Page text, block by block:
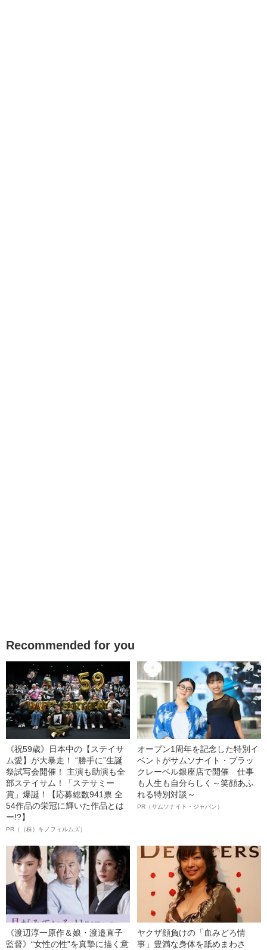
Recommended for you
《祝59歳》日本中の【ステイサ
ム愛】が大暴走！ “勝手に”生誕
祭試写会開催！ 主演も助演も全
部ステイサム！「ステサミー
賞」爆誕！【応募総数941票 全
54作品の栄冠に輝いた作品とは
ー!?】
PR（（株）キノフィルムズ）
オープン1周年を記念した特別イ
ベントがサムソナイト・ブラッ
クレーベル銀座店で開催 仕事
も人生も自分らしく～笑顔あふ
れる特別対談～
PR（サムソナイト・ジャパン）
《渡辺淳一原作＆娘・渡邉直子
監督》“女性の性”を真摯に描く意
ヤクザ顔負けの「血みどろ情
事」豊満な身体を舐めまわさ